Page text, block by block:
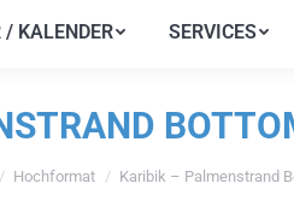
/ KALENDER SERVICES
Hochformat Karibik – Palmenstrand
/ KALENDER SERVICES